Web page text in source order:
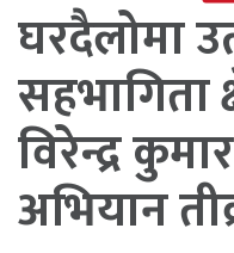
घरदैलोमा
सहभागिता
विरेन्द्र
अभियान